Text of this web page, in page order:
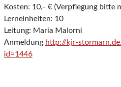
Kosten: 10,- € (Verpflegung bitte
Lerneinheiten: 10
Leitung: Maria Malorni
Anmeldung http://kjr-
id=1446